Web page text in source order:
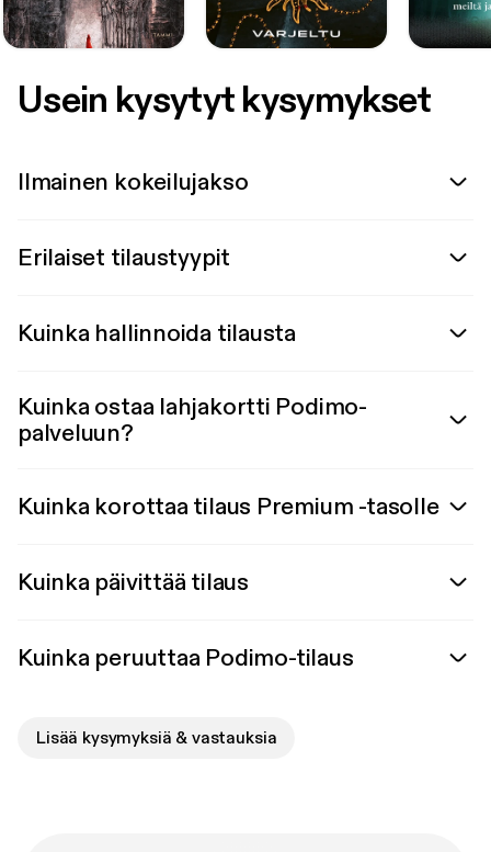
Usein kysytyt kysymykset
Ilmainen kokeilujakso
Erilaiset tilaustyypit
Kuinka hallinnoida tilausta
Kuinka ostaa lahjakortti Podimo-
palveluun?
Kuinka korottaa tilaus Premium -tasolle
Kuinka päivittää tilaus
Kuinka peruuttaa Podimo-tilaus
Lisää kysymyksiä & vastauksia